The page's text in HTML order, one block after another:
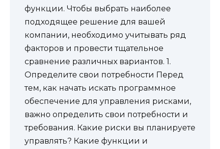
функции. Чтобы выбрать наиболее
подходящее решение для вашей
компании, необходимо учитывать ряд
факторов и провести тщательное
сравнение различных вариантов. 1.
Определите свои потребности Перед
тем, как начать искать программное
обеспечение для управления рисками,
важно определить свои потребности и
требования. Какие риски вы планируете
управлять? Какие функции и